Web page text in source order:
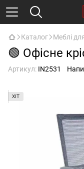
Каталог Меблі
🟢 Офісне
Артикул: IN2531
ХІТ